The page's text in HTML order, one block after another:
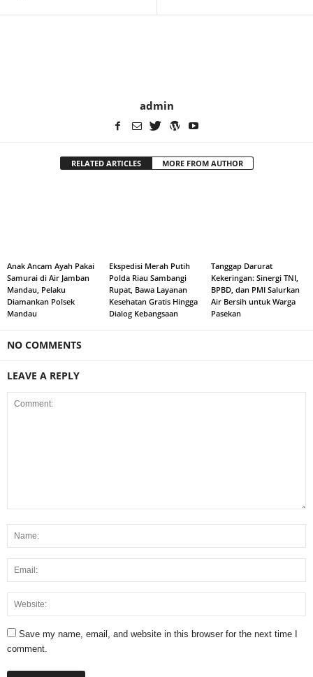
admin
RELATED ARTICLES MORE FROM AUTHOR
Anak Ancam Ayah Pakai
Samurai di Air Jamban
Mandau, Pelaku
Diamankan Polsek
Mandau
Ekspedisi Merah Putih
Polda Riau Sambangi
Rupat, Bawa Layanan
Kesehatan Gratis Hingga
Dialog Kebangsaan
Tanggap Darurat
Kekeringan: Sinergi TNI,
BPBD, dan PMI Salurkan
Air Bersih untuk Warga
Pasekan
NO COMMENTS
LEAVE A REPLY
Save my name, email, and website in this browser for the next time I
comment.